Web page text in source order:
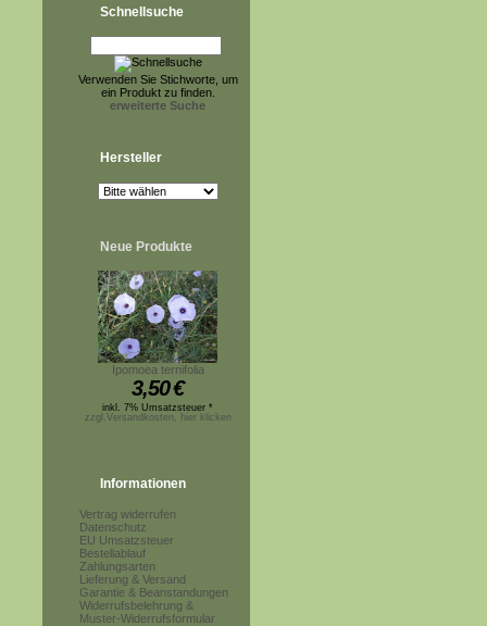
Schnellsuche
Verwenden Sie Stichworte, um
ein Produkt zu finden.
erweiterte Suche
Hersteller
Neue Produkte
Ipomoea ternifolia
3,50€
inkl. 7% Umsatzsteuer *
zzgl.Versandkosten, hier klicken
Informationen
Vertrag widerrufen
Datenschutz
EU Umsatzsteuer
Bestellablauf
Zahlungsarten
Lieferung & Versand
Garantie & Beanstandungen
Widerrufsbelehrung &
Muster-Widerrufsformular